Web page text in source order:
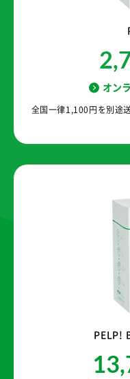
オン
全国一律1,100円を別途
PELP!